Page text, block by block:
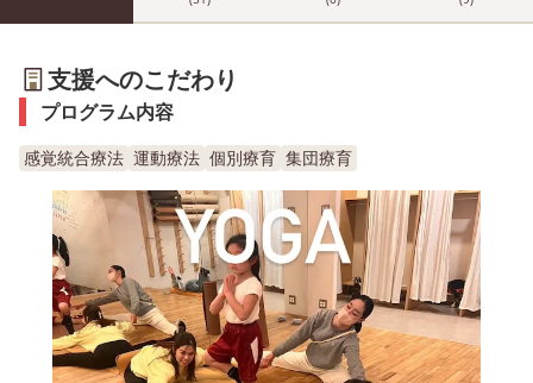
支援へのこだわり
プログラム内容
感覚統合療法 運動療法 個別療育 集団療育